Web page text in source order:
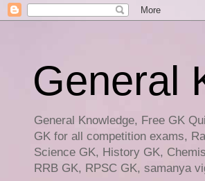
General
General Knowledge, Free GK
GK for all competition exams,
Science GK, History GK,
RRB GK, RPSC GK, samanya